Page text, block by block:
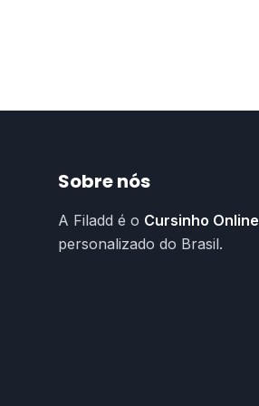
Sobre nós
A Filadd é o Cursinho Online
personalizado do Brasil.